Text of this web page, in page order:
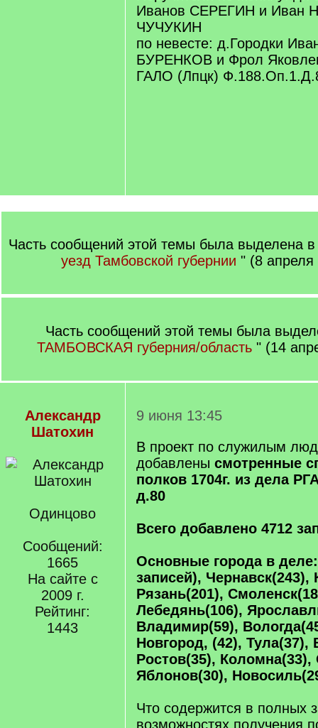
Иванов СЕРЕГИН и Иван
ЧУЧУКИН
по невесте: д.Городки
БУРЕНКОВ и Фрол
ГАЛО (Лпцк)
Часть сообщений этой темы была выделена
уезд Тамбовской губернии " (8 апреля
Часть сообщений этой темы была
ТАМБОВСКАЯ губерния/область " (14
Александр
Шатохин
Одинцово
Сообщений:
1665
На сайте с
2009 г.
Рейтинг:
1443
9 июня 13:45
В проект по служилым
добавлены смотренные
полков 1704г. из дела
д.80
Всего добавлено 4712
Основные города в
записей), Чернавск(243),
Рязань(201),
Лебедянь(106),
Владимир(59),
Новгород, (42), Тула(37),
Ростов(35),
Яблонов(30),
Что содержится в полных
возможностях получения